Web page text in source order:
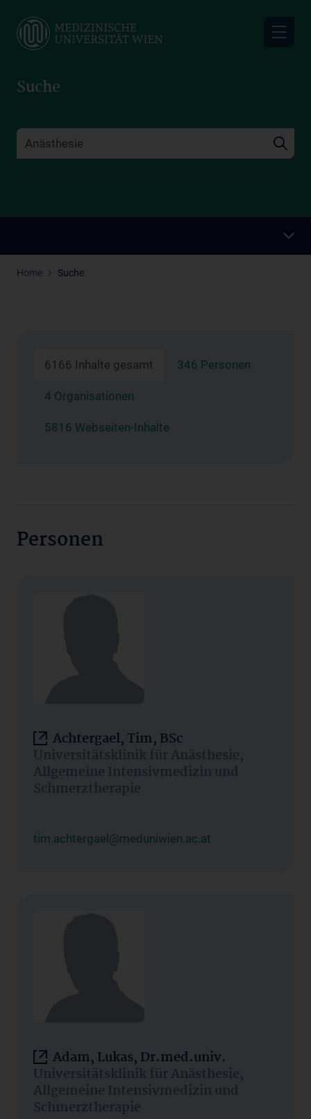
main
Suche
Home Suche
6166 Inhalte gesamt 346 Personen
4 Organisationen
5816 Webseiten-Inhalte
Personen
Achtergael, Tim, BSc
Universitätsklinik für Anästhesie,
Allgemeine Intensivmedizin und
Schmerztherapie
tim.achtergael@meduniwien.ac.at
Adam, Lukas, Dr.med.univ.
Universitätsklinik für Anästhesie,
Allgemeine Intensivmedizin und
Schmerztherapie